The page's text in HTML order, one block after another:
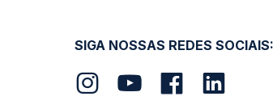
SIGA NOSSAS REDES SOCIAIS: